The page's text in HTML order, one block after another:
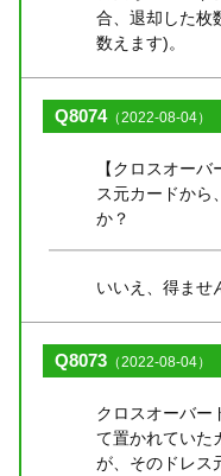
合、退却した枚
数えます)。
Q8074（2022-08-04）
【クロスオー
ス元カードから
か？
いいえ、得ませ
Q8073 （2022-08-04）
クロスオーバー
て置かれていた
が、そのドレス